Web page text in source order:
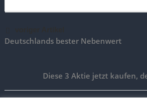
Deutschlands bester Nebenwert
Diese 3 Aktie jetzt kaufen,